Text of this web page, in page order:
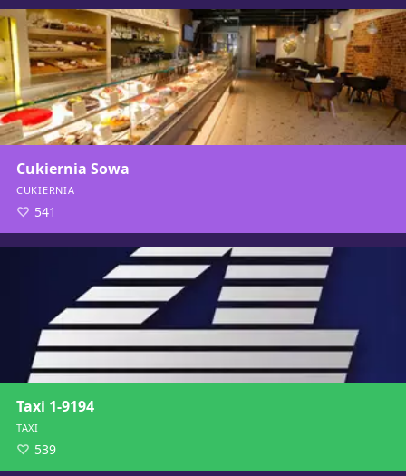
Cukiernia Sowa
CUKIERNIA
541
Taxi 1-9194
TAXI
539